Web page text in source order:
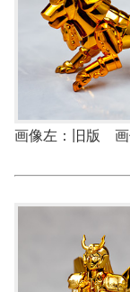
画像左：旧版 画